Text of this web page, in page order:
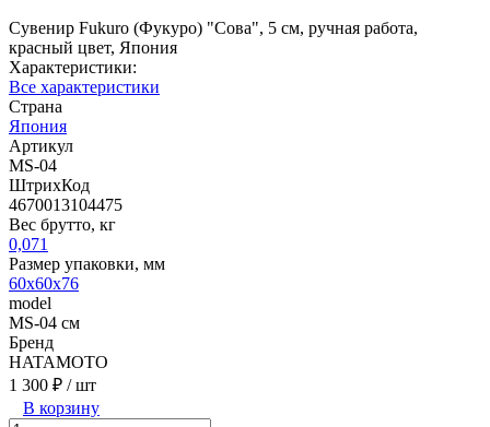
Сувенир Fukuro (Фукуро) "Сова", 5 см, ручная работа,
красный цвет, Япония
Характеристики:
Все характеристики
Страна
Япония
Артикул
MS-04
ШтрихКод
4670013104475
Вес брутто, кг
0,071
Размер упаковки, мм
60х60х76
model
MS-04 см
Бренд
HATAMOTO
1 300 ₽ / шт
В корзину